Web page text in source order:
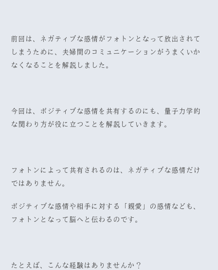
前回は、ネガティブな感情がフォトンとなって放出されて
しまうために、夫婦間のコミュニケーションがうまくいか
なくなることを解説しました。
今回は、ポジティブな感情を共有するのにも、量子力学的
な関わり方が役に立つことを解説していきます。
フォトンによって共有されるのは、ネガティブな感情だけ
ではありません。
ポジティブな感情や相手に対する「親愛」の感情なども、
フォトンとなって脳へと伝わるのです。
たとえば、こんな経験はありませんか？